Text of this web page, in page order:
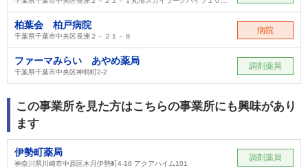
柏葉会 柏戸病院
千葉県千葉市中央区長洲２－２１－８
病院
ファーマみらい あやめ薬局
千葉県千葉市中央区神明町2-2
調剤薬局
この事業所を見た方はこちらの事業所にも興味があり
ます
伊勢町薬局
神奈川県川崎市中原区木月伊勢町4-16 アクアハイム101
調剤薬局